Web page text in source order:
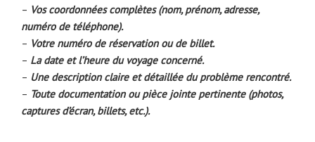
– Vos coordonnées complètes (nom, prénom, adresse,
numéro de téléphone).
– Votre numéro de réservation ou de billet.
– La date et l’heure du voyage concerné.
– Une description claire et détaillée du problème rencontré.
– Toute documentation ou pièce jointe pertinente (photos,
captures d’écran, billets, etc.).